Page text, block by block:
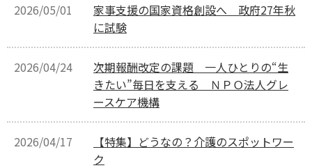
2026/05/01
家事支援の国家資格創設へ 政府27年秋
に試験
2026/04/24
次期報酬改定の課題 一人ひとりの“生
きたい”毎日を支える ＮＰＯ法人グレ
ースケア機構
2026/04/17
【特集】どうなの？介護のスポットワー
ク